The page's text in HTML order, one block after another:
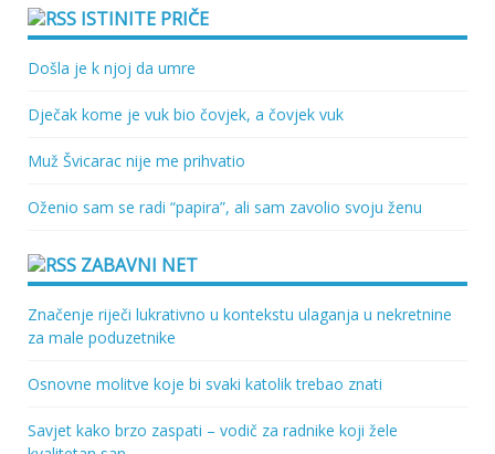
ISTINITE PRIČE
Došla je k njoj da umre
Dječak kome je vuk bio čovjek, a čovjek vuk
Muž Švicarac nije me prihvatio
Oženio sam se radi “papira”, ali sam zavolio svoju ženu
ZABAVNI NET
Značenje riječi lukrativno u kontekstu ulaganja u nekretnine
za male poduzetnike
Osnovne molitve koje bi svaki katolik trebao znati
Savjet kako brzo zaspati – vodič za radnike koji žele